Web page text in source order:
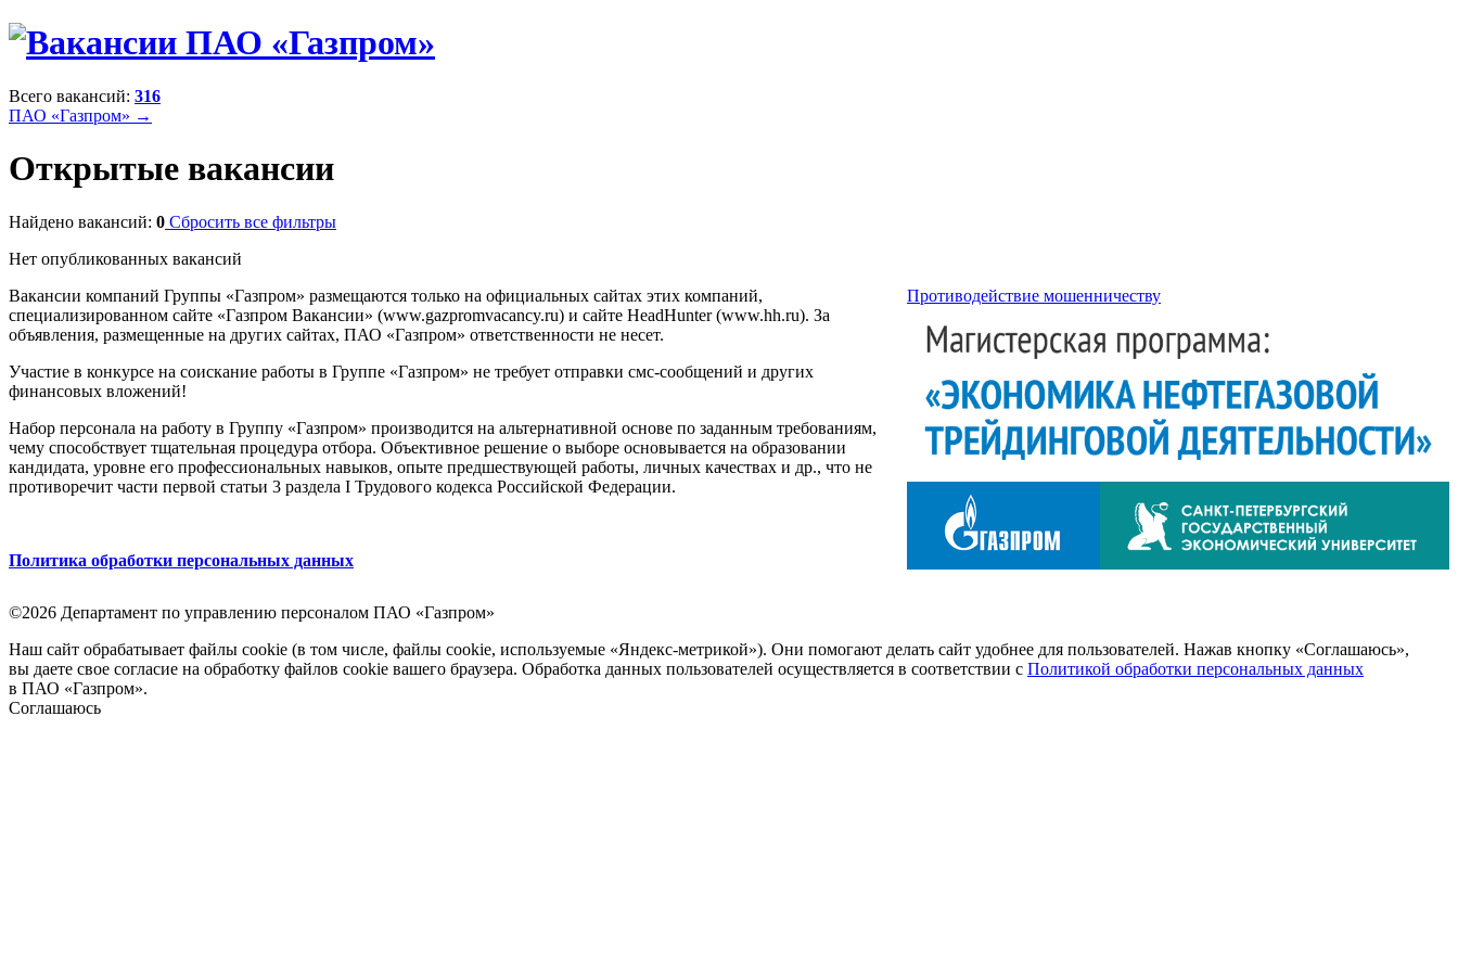
Всего вакансий: 316
ПАО «Газпром» →
Открытые вакансии
Найдено вакансий: 0 Сбросить все фильтры
Нет опубликованных вакансий
Противодействие мошенничеству
Вакансии компаний Группы «Газпром» размещаются только на официальных сайтах этих компаний,
специализированном сайте «Газпром Вакансии» (www.gazpromvacancy.ru) и сайте HeadHunter (www.hh.ru). За
объявления, размещенные на других сайтах, ПАО «Газпром» ответственности не несет.
Участие в конкурсе на соискание работы в Группе «Газпром» не требует отправки смс-сообщений и других
финансовых вложений!
Набор персонала на работу в Группу «Газпром» производится на альтернативной основе по заданным требованиям,
чему способствует тщательная процедура отбора. Объективное решение о выборе основывается на образовании
кандидата, уровне его профессиональных навыков, опыте предшествующей работы, личных качествах и др., что не
противоречит части первой статьи 3 раздела I Трудового кодекса Российской Федерации.
Политика обработки персональных данных
©2026 Департамент по управлению персоналом ПАО «Газпром»
Наш сайт обрабатывает файлы cookie (в том числе, файлы cookie, используемые «Яндекс-метрикой»). Они помогают делать сайт удобнее для пользователей. Нажав кнопку «Соглашаюсь»,
вы даете свое согласие на обработку файлов cookie вашего браузера. Обработка данных пользователей осуществляется в соответствии с Политикой обработки персональных данных
в ПАО «Газпром».
Соглашаюсь